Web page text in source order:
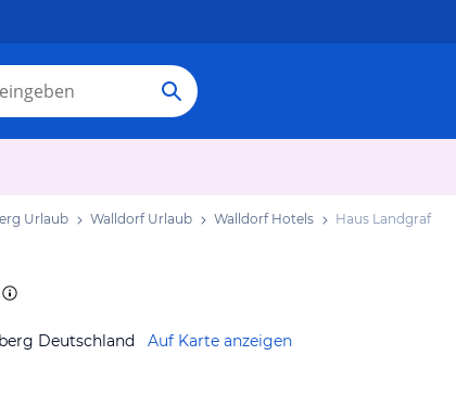
Urlaub Walldorf Urlaub Walldorf Hotels Haus Landgraf
Deutschland Auf Karte anzeigen